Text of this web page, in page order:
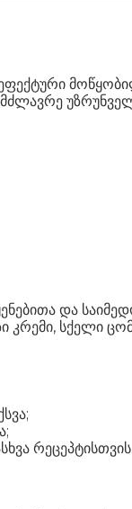
და
კრემი, სქელი
რეცეპტისთვის.